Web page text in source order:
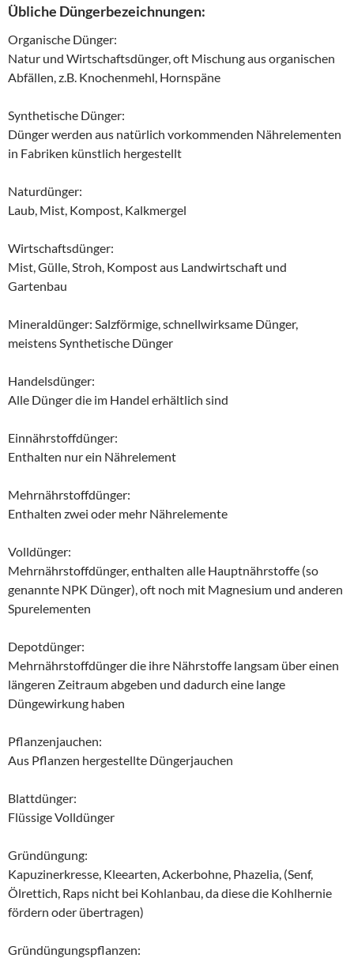
Übliche Düngerbezeichnungen:
Organische Dünger:
Natur und Wirtschaftsdünger, oft Mischung aus organischen
Abfällen, z.B. Knochenmehl, Hornspäne
Synthetische Dünger:
Dünger werden aus natürlich vorkommenden Nährelementen
in Fabriken künstlich hergestellt
Naturdünger:
Laub, Mist, Kompost, Kalkmergel
Wirtschaftsdünger:
Mist, Gülle, Stroh, Kompost aus Landwirtschaft und
Gartenbau
Mineraldünger: Salzförmige, schnellwirksame Dünger,
meistens Synthetische Dünger
Handelsdünger:
Alle Dünger die im Handel erhältlich sind
Einnährstoffdünger:
Enthalten nur ein Nährelement
Mehrnährstoffdünger:
Enthalten zwei oder mehr Nährelemente
Volldünger:
Mehrnährstoffdünger, enthalten alle Hauptnährstoffe (so
genannte NPK Dünger), oft noch mit Magnesium und anderen
Spurelementen
Depotdünger:
Mehrnährstoffdünger die ihre Nährstoffe langsam über einen
längeren Zeitraum abgeben und dadurch eine lange
Düngewirkung haben
Pflanzenjauchen:
Aus Pflanzen hergestellte Düngerjauchen
Blattdünger:
Flüssige Volldünger
Gründüngung:
Kapuzinerkresse, Kleearten, Ackerbohne, Phazelia, (Senf,
Ölrettich, Raps nicht bei Kohlanbau, da diese die Kohlhernie
fördern oder übertragen)
Gründüngungspflanzen: